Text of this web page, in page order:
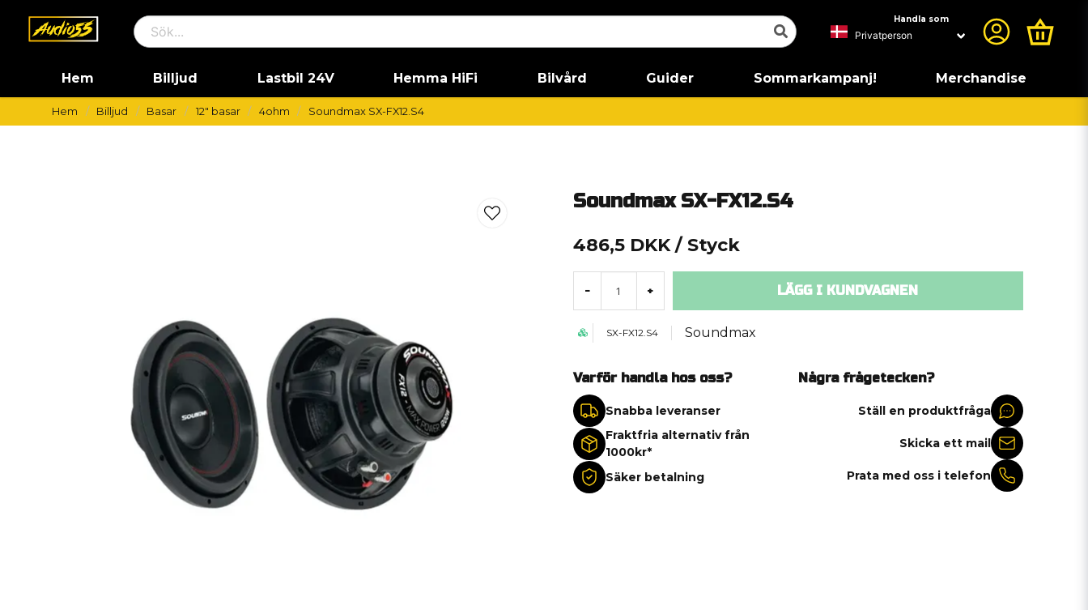
Handla som
Hem Billjud Lastbil 24V Hemma HiFi Bilvård Guider Sommarkampanj! Merchandise
Hem Billjud Basar 12" basar 4ohm Soundmax SX-FX12.S4
Soundmax SX-FX12.S4
486,5 DKK / Styck
- + LÄGG I KUNDVAGNEN
SX-FX12.S4 Soundmax
Varför handla hos oss?
Snabba leveranser
Fraktfria alternativ från
1000kr*
Säker betalning
Några frågetecken?
Ställ en produktfråga
Skicka ett mail
Prata med oss i telefon